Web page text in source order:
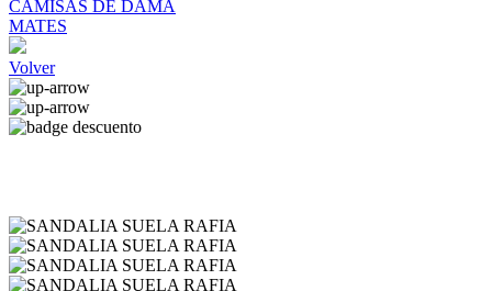
CAMISAS DE DAMA
MATES
Volver